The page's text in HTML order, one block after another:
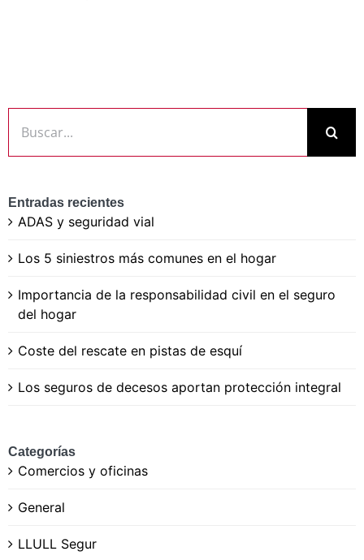
Entradas recientes
ADAS y seguridad vial
Los 5 siniestros más comunes en el hogar
Importancia de la responsabilidad civil en el seguro
del hogar
Coste del rescate en pistas de esquí
Los seguros de decesos aportan protección integral
Categorías
Comercios y oficinas
General
LLULL Segur